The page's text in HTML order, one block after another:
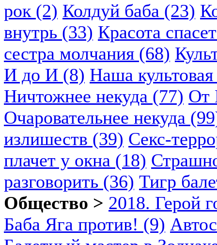
рок (2) Колдуй баба (23)
внутрь (33) Красота
сестра молчания (68)
И до И (8) Наша
Ничтожнее некуда (77) От
Очаровательнее некуда
излишеств (39) Секс-
плачет у окна (18)
разговорить (36) Тигр
Общество > 2018. Герой
Баба Яга против! (9)